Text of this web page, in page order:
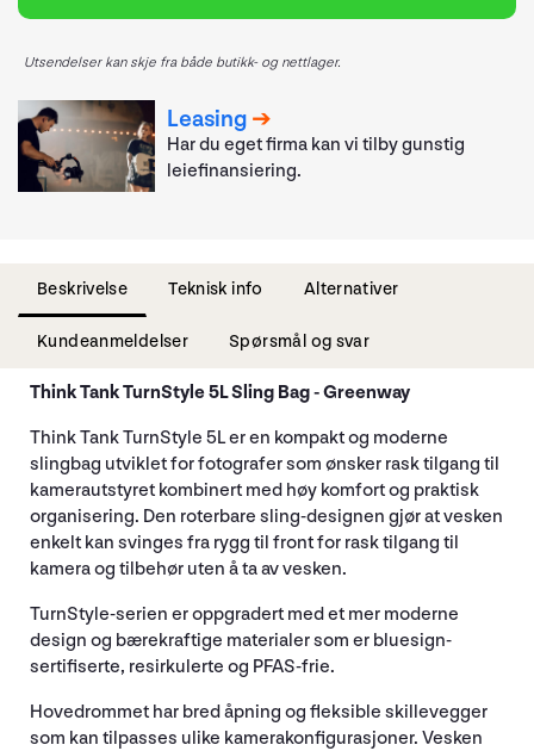
Utsendelser kan skje fra både butikk- og nettlager.
Leasing
Har du eget firma kan vi tilby gunstig
leiefinansiering.
Beskrivelse Teknisk info Alternativer
Kundeanmeldelser Spørsmål og svar
Think Tank TurnStyle 5L Sling Bag - Greenway
Think Tank TurnStyle 5L er en kompakt og moderne
slingbag utviklet for fotografer som ønsker rask tilgang til
kamerautstyret kombinert med høy komfort og praktisk
organisering. Den roterbare sling-designen gjør at vesken
enkelt kan svinges fra rygg til front for rask tilgang til
kamera og tilbehør uten å ta av vesken.
TurnStyle-serien er oppgradert med et mer moderne
design og bærekraftige materialer som er bluesign-
sertifiserte, resirkulerte og PFAS-frie.
Hovedrommet har bred åpning og fleksible skillevegger
som kan tilpasses ulike kamerakonfigurasjoner. Vesken